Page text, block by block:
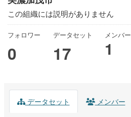
この組織には説明がありません
フォロワー
0
データセット
17
メンバー
1
データセット メンバー